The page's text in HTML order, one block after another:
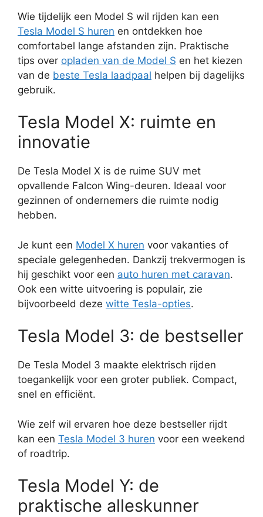
Wie tijdelijk een Model S wil rijden kan een
Tesla Model S huren en ontdekken hoe
comfortabel lange afstanden zijn. Praktische
tips over opladen van de Model S en het kiezen
van de beste Tesla laadpaal helpen bij dagelijks
gebruik.
Tesla Model X: ruimte en
innovatie
De Tesla Model X is de ruime SUV met
opvallende Falcon Wing-deuren. Ideaal voor
gezinnen of ondernemers die ruimte nodig
hebben.
Je kunt een Model X huren voor vakanties of
speciale gelegenheden. Dankzij trekvermogen is
hij geschikt voor een auto huren met caravan.
Ook een witte uitvoering is populair, zie
bijvoorbeeld deze witte Tesla-opties.
Tesla Model 3: de bestseller
De Tesla Model 3 maakte elektrisch rijden
toegankelijk voor een groter publiek. Compact,
snel en efficiënt.
Wie zelf wil ervaren hoe deze bestseller rijdt
kan een Tesla Model 3 huren voor een weekend
of roadtrip.
Tesla Model Y: de
praktische alleskunner